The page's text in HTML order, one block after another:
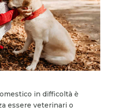
in difficoltà è
essere veterinari o